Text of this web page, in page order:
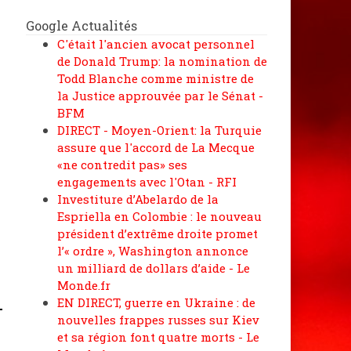
Google Actualités
C'était l'ancien avocat personnel
de Donald Trump: la nomination de
Todd Blanche comme ministre de
la Justice approuvée par le Sénat -
BFM
DIRECT - Moyen-Orient: la Turquie
assure que l'accord de La Mecque
«ne contredit pas» ses
engagements avec l'Otan - RFI
Investiture d’Abelardo de la
Espriella en Colombie : le nouveau
président d’extrême droite promet
l’« ordre », Washington annonce
un milliard de dollars d’aide - Le
Monde.fr
EN DIRECT, guerre en Ukraine : de
nouvelles frappes russes sur Kiev
et sa région font quatre morts - Le